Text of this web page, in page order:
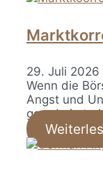
29. Juli 2026
Wenn die
Angst und
gerade in